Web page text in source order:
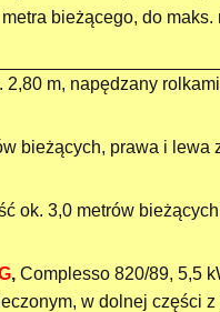
bieżącego, do
2,80 m, napędzany
bieżących, prawa i lewa
ok. 3,0 metrów
, Complesso 820/89, 5,5
w dolnej części